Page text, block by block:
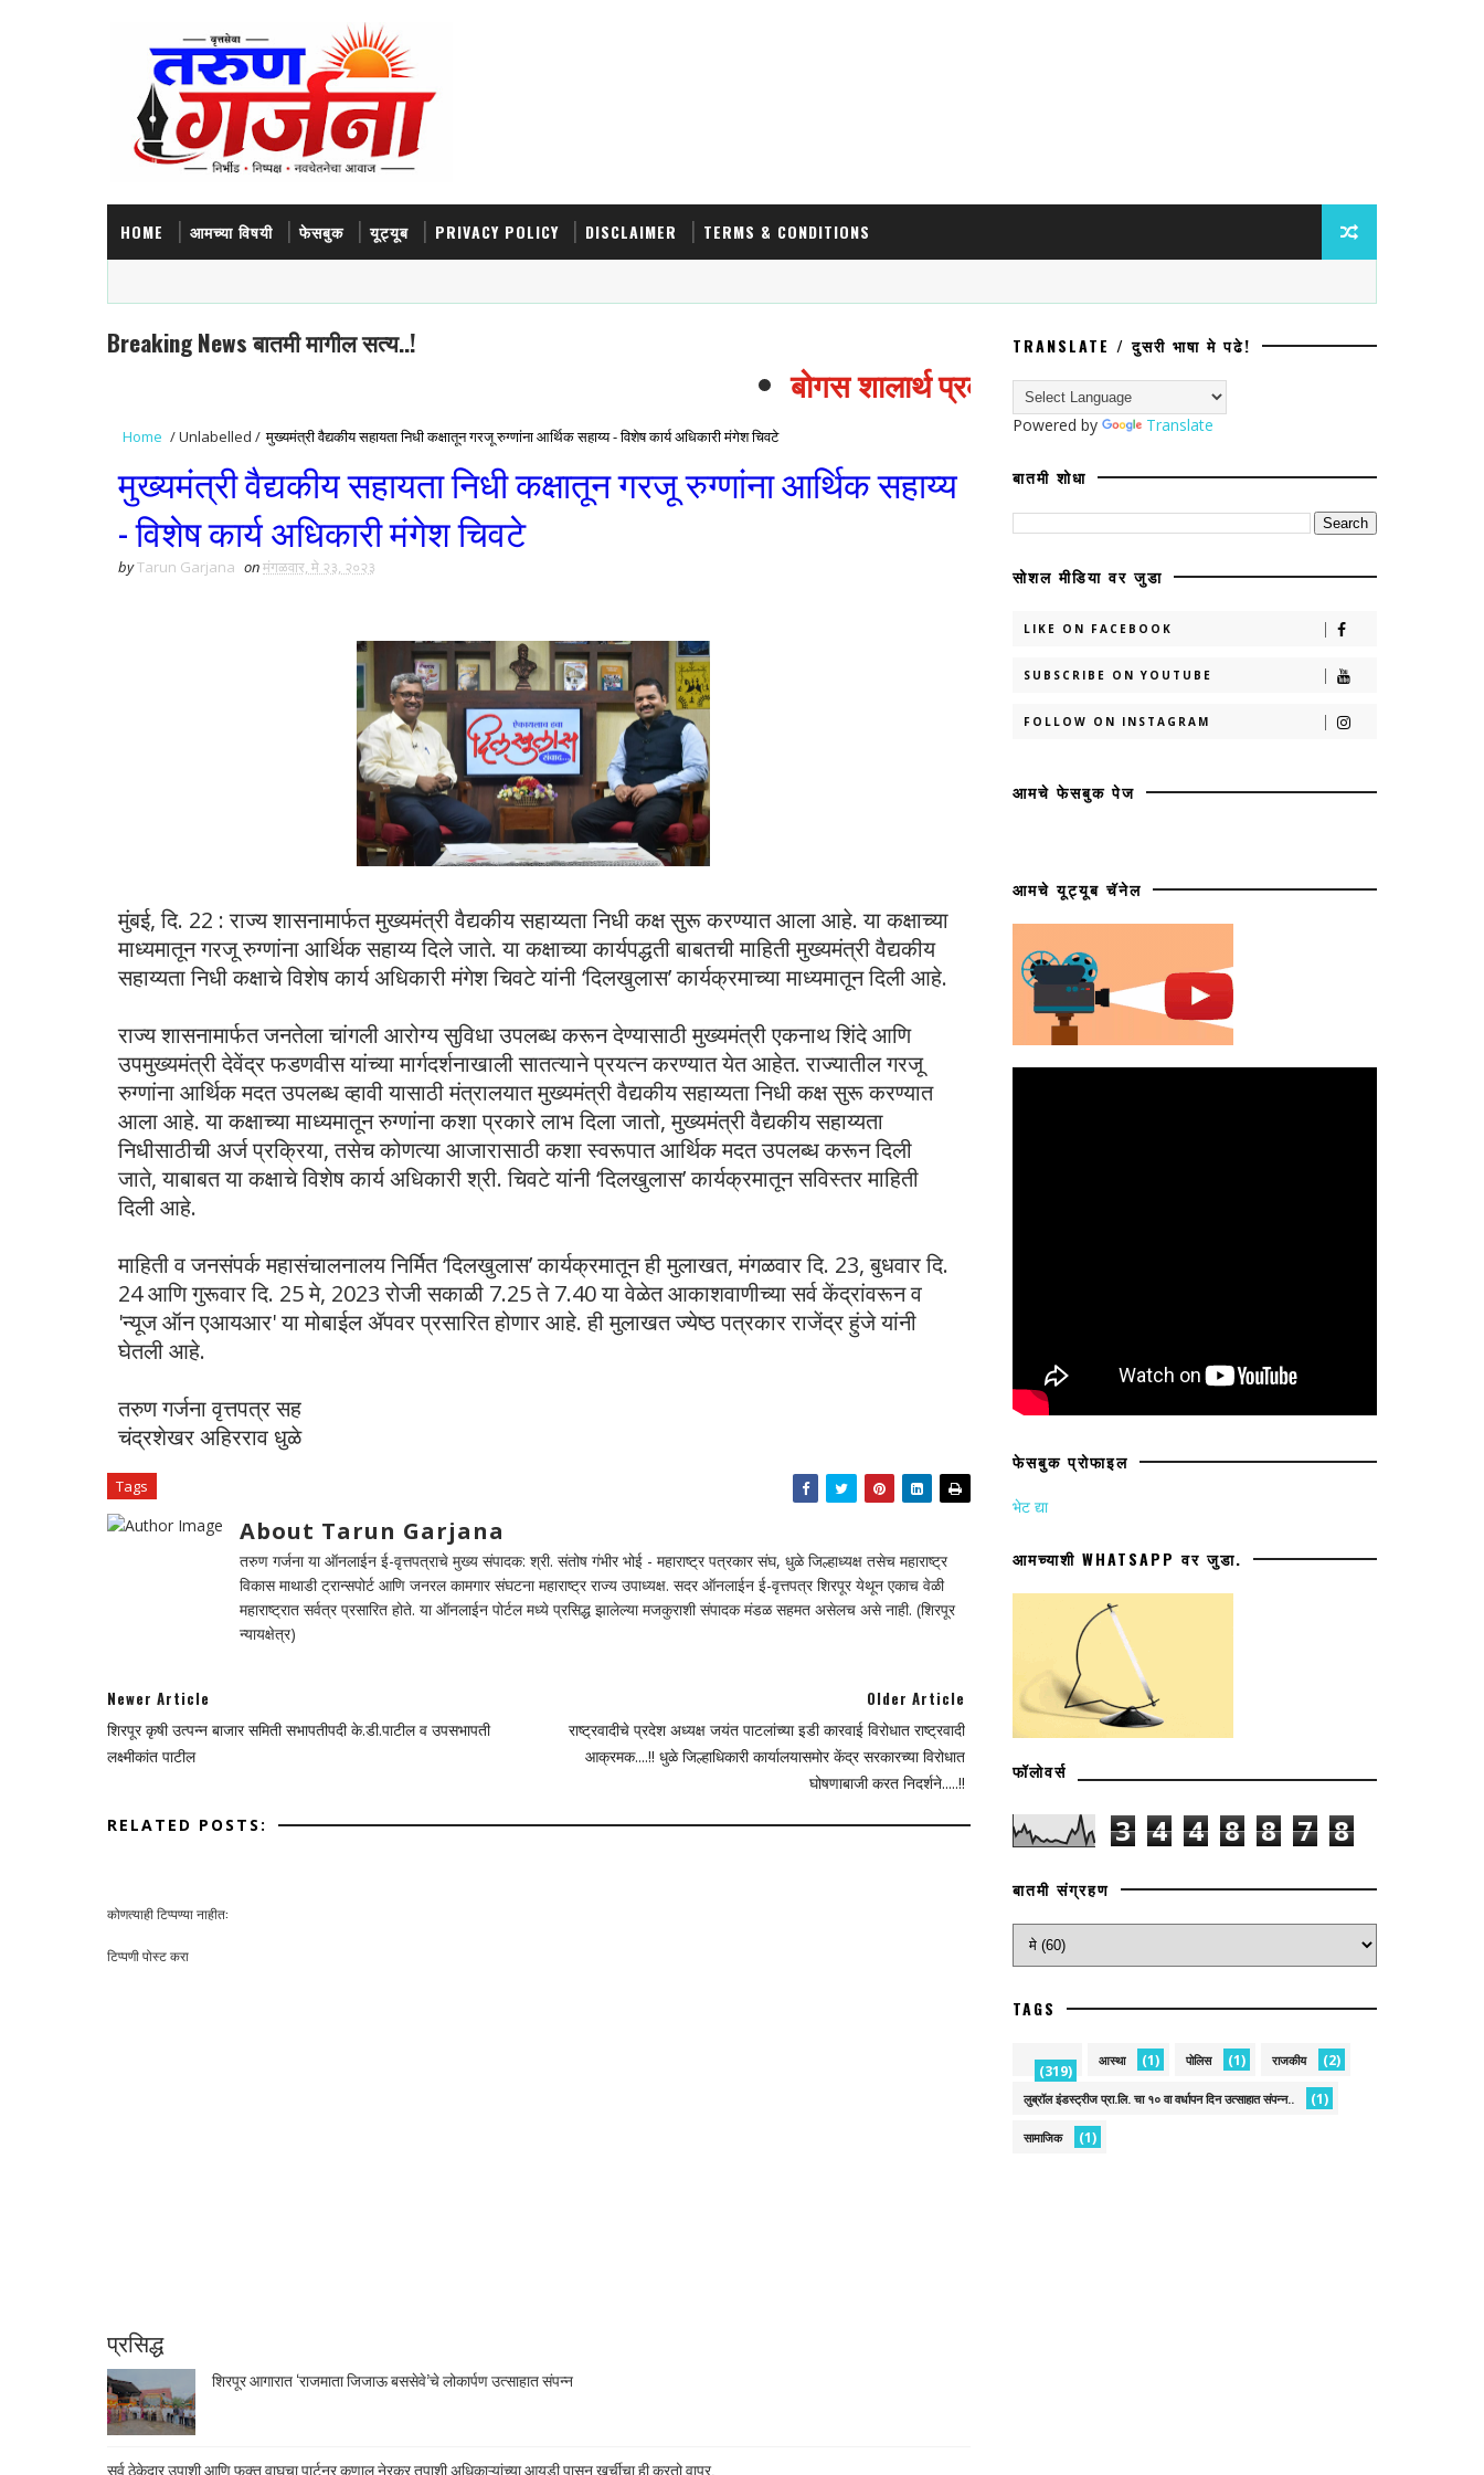
HOME आमच्या विषयी फेसबुक यूट्यूब PRIVACY POLICY DISCLAIMER TERMS & CONDITIONS
Breaking News बातमी मागील सत्य..!
बोगस शालार्थ प्रकरणात मोठी कारवाईचे संकेत! पश्चिम बंगालच्या
Home /Unlabelled / मुख्यमंत्री वैद्यकीय सहायता निधी कक्षातून गरजू रुग्णांना आर्थिक सहाय्य - विशेष कार्य अधिकारी मंगेश चिवटे
मुख्यमंत्री वैद्यकीय सहायता निधी कक्षातून गरजू रुग्णांना आर्थिक सहाय्य
- विशेष कार्य अधिकारी मंगेश चिवटे
byTarun Garjana onमंगळवार, मे २३, २०२३
मुंबई, दि. 22 : राज्य शासनामार्फत मुख्यमंत्री वैद्यकीय सहाय्यता निधी कक्ष सुरू करण्यात आला आहे. या कक्षाच्या
माध्यमातून गरजू रुग्णांना आर्थिक सहाय्य दिले जाते. या कक्षाच्या कार्यपद्धती बाबतची माहिती मुख्यमंत्री वैद्यकीय
सहाय्यता निधी कक्षाचे विशेष कार्य अधिकारी मंगेश चिवटे यांनी ‘दिलखुलास’ कार्यक्रमाच्या माध्यमातून दिली आहे.
राज्य शासनामार्फत जनतेला चांगली आरोग्य सुविधा उपलब्ध करून देण्यासाठी मुख्यमंत्री एकनाथ शिंदे आणि
उपमुख्यमंत्री देवेंद्र फडणवीस यांच्या मार्गदर्शनाखाली सातत्याने प्रयत्न करण्यात येत आहेत. राज्यातील गरजू
रुग्णांना आर्थिक मदत उपलब्ध व्हावी यासाठी मंत्रालयात मुख्यमंत्री वैद्यकीय सहाय्यता निधी कक्ष सुरू करण्यात
आला आहे. या कक्षाच्या माध्यमातून रुग्णांना कशा प्रकारे लाभ दिला जातो, मुख्यमंत्री वैद्यकीय सहाय्यता
निधीसाठीची अर्ज प्रक्रिया, तसेच कोणत्या आजारासाठी कशा स्वरूपात आर्थिक मदत उपलब्ध करून दिली
जाते, याबाबत या कक्षाचे विशेष कार्य अधिकारी श्री. चिवटे यांनी ‘दिलखुलास’ कार्यक्रमातून सविस्तर माहिती
दिली आहे.
माहिती व जनसंपर्क महासंचालनालय निर्मित ‘दिलखुलास’ कार्यक्रमातून ही मुलाखत, मंगळवार दि. 23, बुधवार दि.
24 आणि गुरूवार दि. 25 मे, 2023 रोजी सकाळी 7.25 ते 7.40 या वेळेत आकाशवाणीच्या सर्व केंद्रांवरून व
'न्यूज ऑन एआयआर' या मोबाईल ॲपवर प्रसारित होणार आहे. ही मुलाखत ज्येष्ठ पत्रकार राजेंद्र हुंजे यांनी
घेतली आहे.
तरुण गर्जना वृत्तपत्र सह
चंद्रशेखर अहिरराव धुळे
Tags
About Tarun Garjana
तरुण गर्जना या ऑनलाईन ई-वृत्तपत्राचे मुख्य संपादक: श्री. संतोष गंभीर भोई - महाराष्ट्र पत्रकार संघ, धुळे जिल्हाध्यक्ष तसेच महाराष्ट्र
विकास माथाडी ट्रान्सपोर्ट आणि जनरल कामगार संघटना महाराष्ट्र राज्य उपाध्यक्ष. सदर ऑनलाईन ई-वृत्तपत्र शिरपूर येथून एकाच वेळी
महाराष्ट्रात सर्वत्र प्रसारित होते. या ऑनलाईन पोर्टल मध्ये प्रसिद्ध झालेल्या मजकुराशी संपादक मंडळ सहमत असेलच असे नाही. (शिरपूर
न्यायक्षेत्र)
Newer Article
शिरपूर कृषी उत्पन्न बाजार समिती सभापतीपदी के.डी.पाटील व उपसभापती
लक्ष्मीकांत पाटील
Older Article
राष्ट्रवादीचे प्रदेश अध्यक्ष जयंत पाटलांच्या इडी कारवाई विरोधात राष्ट्रवादी
आक्रमक....!! धुळे जिल्हाधिकारी कार्यालयासमोर केंद्र सरकारच्या विरोधात
घोषणाबाजी करत निदर्शने.....!!
RELATED POSTS:
कोणत्याही टिप्पण्‍या नाहीत:
टिप्पणी पोस्ट करा
प्रसिद्ध
शिरपूर आगारात ‘राजमाता जिजाऊ बससेवे’चे लोकार्पण उत्साहात संपन्न
सर्व ठेकेदार उपाशी आणि फक्त वाघचा पार्टनर कुणाल नेरकर तुपाशी अधिकाऱ्यांच्या आयडी पासुन खुर्चीचा ही करतो वापर,
TRANSLATE / दुसरी भाषा मे पढे!
Powered by Translate
बातमी शोधा
सोशल मीडिया वर जुडा
LIKE ON FACEBOOK
SUBSCRIBE ON YOUTUBE
FOLLOW ON INSTAGRAM
आमचे फेसबुक पेज
आमचे यूट्यूब चॅनेल
फेसबुक प्रोफाइल
भेट द्या
आमच्याशी WHATSAPP वर जुडा.
फॉलोवर्स
3 4 4 8 8 7 8
बातमी संग्रहण
TAGS
(319)
आस्था (1) पोलिस (1) राजकीय (2)
लुब्रॉल इंडस्ट्रीज प्रा.लि. चा १० वा वर्धापन दिन उत्साहात संपन्न.. (1)
सामाजिक (1)